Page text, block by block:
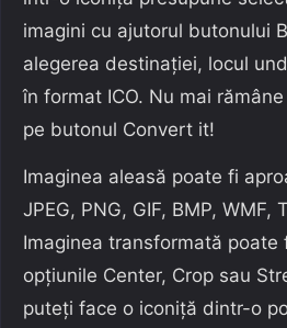
imagini cu ajutorul butonului
alegerea destinației, locul
în format ICO. Nu mai
pe butonul Convert it!
Imaginea aleasă poate fi
JPEG, PNG, GIF, BMP, WMF,
Imaginea transformată poate
opțiunile Center, Crop sau
puteți face o iconiță dintr-o